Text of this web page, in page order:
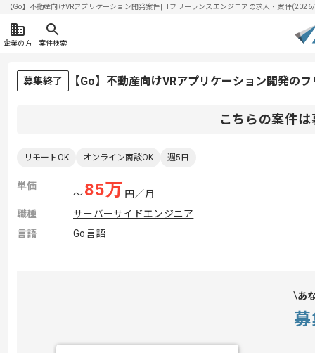
【Go】不動産向けVRアプリケーション開発案件| ITフリーランスエンジニアの求人・案件
企業の方 案件検索
募集終了 【Go】不動産向けVRアプリケーション開発の
こちらの案件
リモートOK オンライン商談OK 週5日
単価
〜85万 円／月
職種
サーバーサイドエンジニア
言語
Go言語
あ